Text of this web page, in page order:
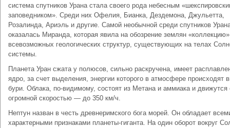
система спутников Урана стала своего рода небесным
заповедником». Среди них Офелия, Бианка, Дездемона, Джульетта,
Розалинда, Ариэль и другие. Самой необычной среди спутников
оказалась Миранда, которая явила на обозрение землян «коллек­цию»
всевозможных геологических структур, существу­ющих на телах
системы.
Планета Уран сжата у полюсов, сильно раскручена, имеет
ядро, за счет выделения, энергии которого в атмосфере происходят
бури. Обла­ка, по-видимому, состоят из Метана и аммиака и дви­жутся
огромной скоростью — до 350 км/ч.
Нептун назван в честь древнеримского бога морей. Он обладает
характерными признаками плане­ты-гиганта. На один оборот вокруг